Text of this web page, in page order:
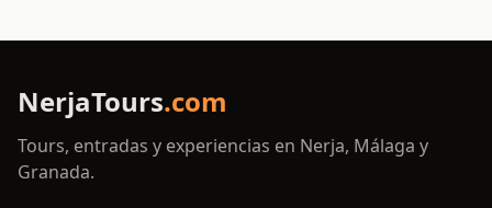
NerjaTours.com
Tours, entradas y experiencias en Nerja, Málaga y
Granada.